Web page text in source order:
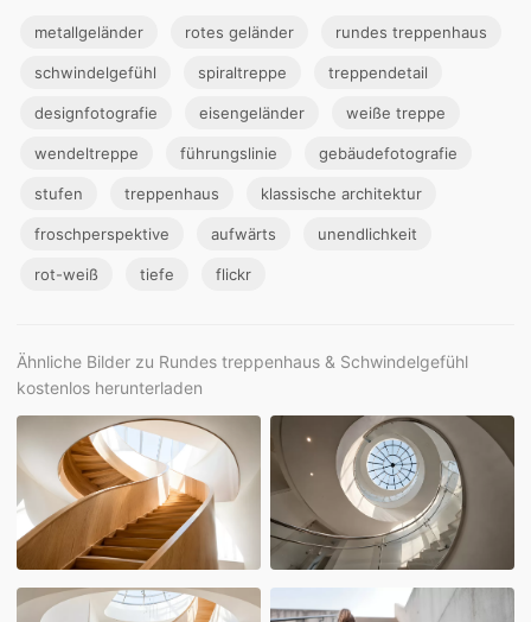
metallgeländer rotes geländer rundes treppenhaus
schwindelgefühl spiraltreppe treppendetail
designfotografie eisengeländer weiße treppe
wendeltreppe führungslinie gebäudefotografie
stufen treppenhaus klassische architektur
froschperspektive aufwärts unendlichkeit
rot-weiß tiefe flickr
Ähnliche Bilder zu Rundes treppenhaus & Schwindelgefühl
kostenlos herunterladen